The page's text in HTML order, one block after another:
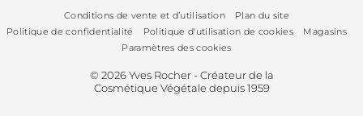
Conditions de vente et d’utilisation
Plan du site
Politique de confidentialité
Politique d'utilisation de cookies
Magasins
Paramètres des cookies
© 2026 Yves Rocher - Créateur de la
Cosmétique Végétale depuis 1959